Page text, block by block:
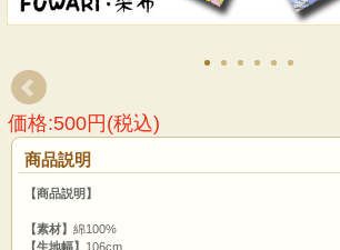
価格:500円(税込)
商品説明
【商品説明】
【素材】 綿100%
【生地幅】 106cm